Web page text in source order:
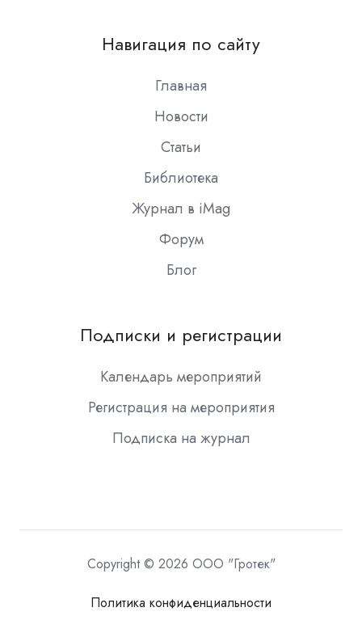
Slack
Навигация по сайту
Главная
Новости
Статьи
Библиотека
Журнал в iMag
Форум
Блог
Подписки и регистрации
Календарь мероприятий
Регистрация на мероприятия
Подписка на журнал
Copyright © 2026 ООО "Гротек"
Политика конфиденциальности